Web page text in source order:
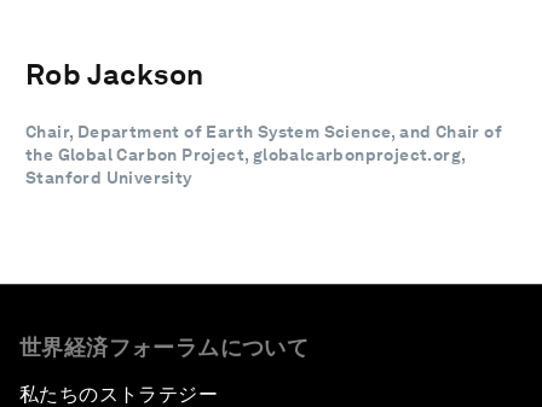
Rob Jackson
Chair, Department of Earth System Science, and Chair of
the Global Carbon Project, globalcarbonproject.org,
Stanford University
世界経済フォーラムについて
私たちのストラテジー